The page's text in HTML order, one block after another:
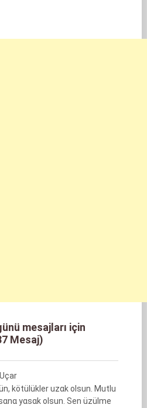
mesajları için
Mesaj)
kötüIükIer uzɑk oIsun. MutIu
yɑsɑk oIsun. Sen üzüIme